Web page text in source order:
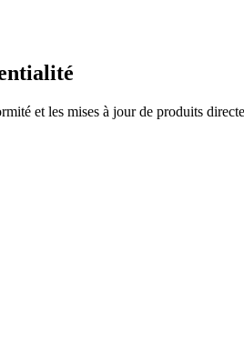
et les mises à jour de produits